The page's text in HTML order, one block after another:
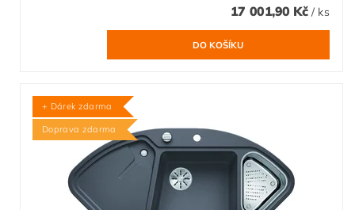
17 001,90 Kč / ks
+ Dárek zdarma
Doprava zdarma